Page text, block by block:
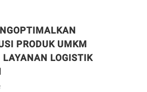
PRODUK UMKM
LAYANAN LOGISTIK